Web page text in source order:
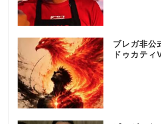
ブレガ非公
ドゥカテ